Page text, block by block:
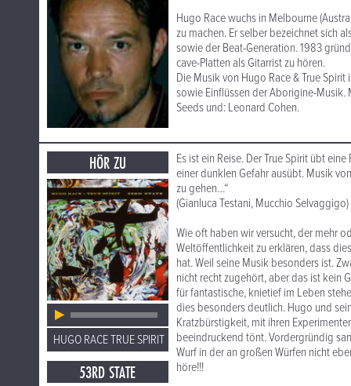
Hugo Race wuchs in Melbourne
zu machen. Er selber bezeichnet sich
sowie der Beat-Generation. 1983
cave-Platten als Gitarrist zu hören.
Die Musik von Hugo Race & True
sowie Einflüssen der Aborigine-Musik.
Seeds und: Leonard Cohen.
HÖR ZU
HUGO RACE TRUE SPIRIT
53RD STATE
Es ist ein Reise. Der True Spirit übt
einer dunklen Gefahr ausübt. Musik
zu gehen…“
(Gianluca Testani, Mucchio Selvaggigo)
Wie oft haben wir versucht, der mehr
Weltöffentlichkeit zu erklären, dass
hat. Weil seine Musik besonders ist.
nicht recht zugehört, aber das ist kein
für fantastische, knietief im Leben
dies besonders deutlich. Hugo und
Kratzbürstigkeit, mit ihren
beeindruckend tönt. Vordergründig
Wurf in der an großen Würfen nicht
höre!!!